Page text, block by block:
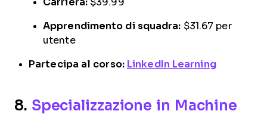
Apprendimento di squadra: $31.67 per
utente
Partecipa al corso: LinkedIn Learning
8. Specializzazione in Machine